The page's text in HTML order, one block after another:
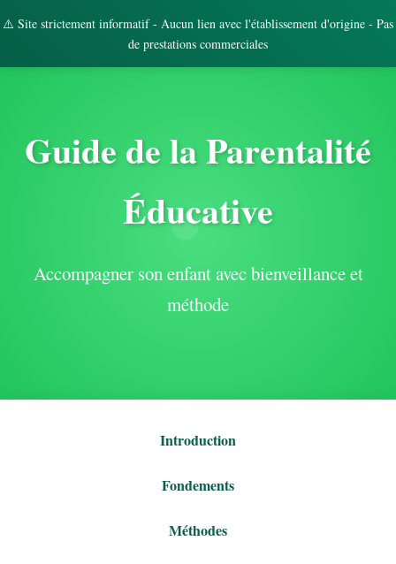
⚠️ Site strictement informatif - Aucun lien avec l'établissement d'origine - Pas
de prestations commerciales
Guide de la Parentalité
Éducative
Accompagner son enfant avec bienveillance et
méthode
Introduction
Fondements
Méthodes